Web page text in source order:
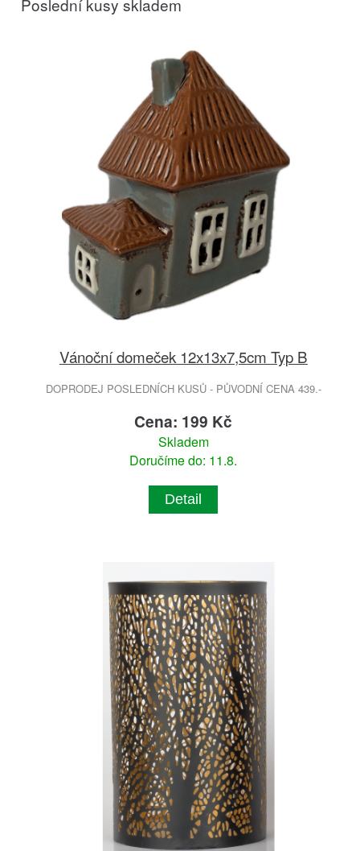
Vánoční domeček 12x13x7,5cm Typ B
DOPRODEJ POSLEDNÍCH KUSŮ - PŮVODNÍ CENA 439.-
Cena: 199 Kč
Skladem
Doručíme do: 11.8.
Detail